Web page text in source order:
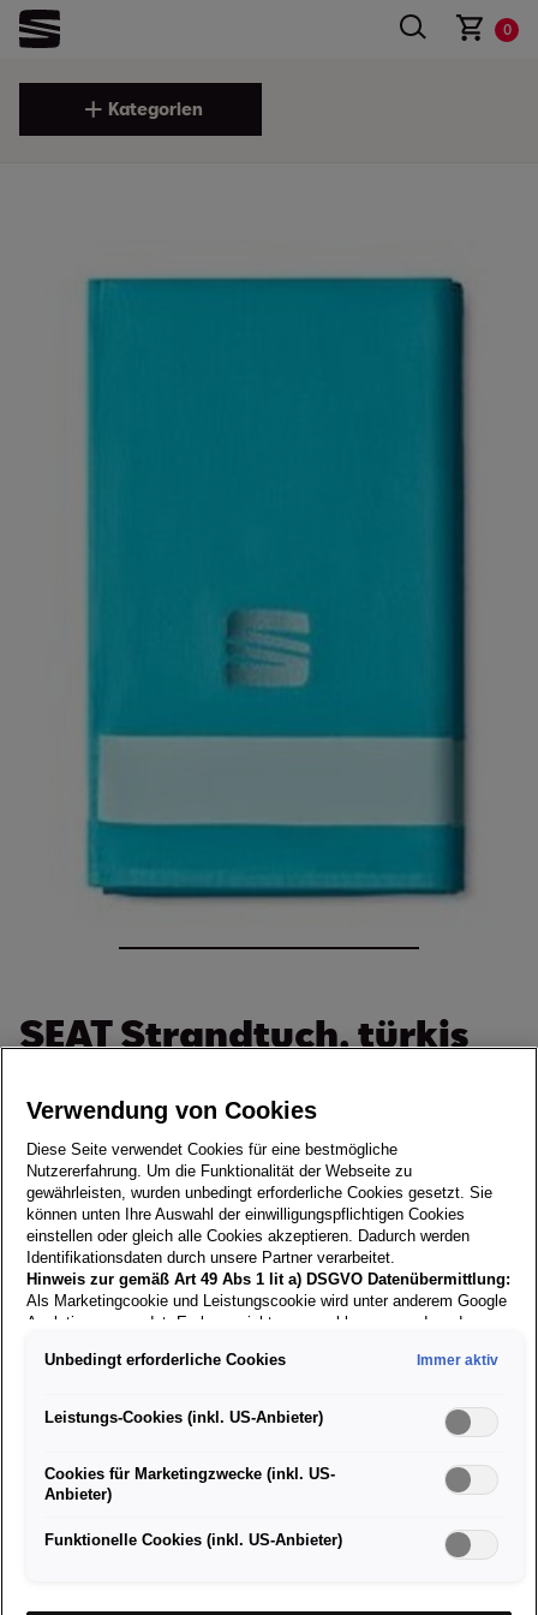
0
Kategorien
SEAT Strandtuch, türkis
€79,90
inkl. MwSt. zzgl. Versandkosten
Versand nur innerhalb Österreichs!
Größe: Stück:
Verfügbar
In den Warenkorb
SEAT bietet eine Kollektion farbenfroher Strandtücher
an, die Sie nach dem Schwimmen sofort zum richtigen
Platz lotsen.
Verwendung von Cookies
Diese Seite verwendet Cookies für eine bestmögliche
Nutzererfahrung. Um die Funktionalität der Webseite zu
gewährleisten, wurden unbedingt erforderliche Cookies gesetzt. Sie
können unten Ihre Auswahl der einwilligungspflichtigen Cookies
einstellen oder gleich alle Cookies akzeptieren. Dadurch werden
Identifikationsdaten durch unsere Partner verarbeitet.
Hinweis zur gemäß Art 49 Abs 1 lit a) DSGVO Datenübermittlung:
Als Marketingcookie und Leistungscookie wird unter anderem Google
Analytics verwendet. Es kann nicht ausgeschlossen werden, dass
die USA (insbesondere dort an die Google LLC) weitergibt. In den
gleichwertiges Datenschutzniveau und es fehlt an einem
Angemessenheitsbeschluss der Europäischen Kommission. Hieraus
Betroffener in den USA nicht wirksam durchsetzen können, in den
USA keine Datenschutzgrundsätze bestehen, und weil nicht
Sicherheitsbehörden einen Zugriff auf Daten erlangen können, wobei
Eingriffe in Ihre persönlichen Rechte und Freiheiten nicht auf das
Unbedingt erforderliche Cookies Immer aktiv
Leistungs-Cookies (inkl. US-Anbieter)
Cookies für Marketingzwecke (inkl. US-
Anbieter)
Funktionelle Cookies (inkl. US-Anbieter)